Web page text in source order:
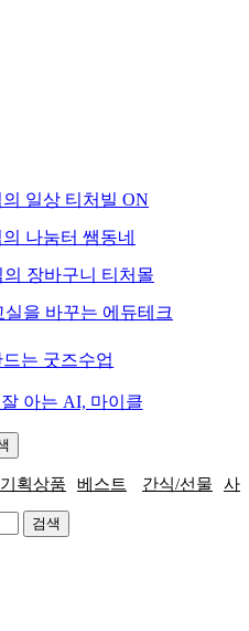
일상 티처빌 ON
나눔터 쌤동네
의 장바구니 티처몰
실을 바꾸는 에듀테크
는 굿즈수업
아는 AI, 마이클
획상품 베스트 간식/선물 사